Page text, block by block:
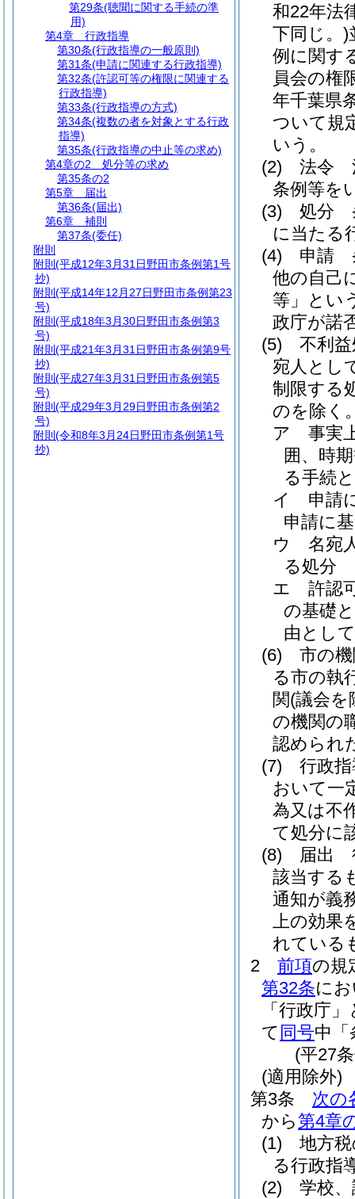
和22年法
下同じ。)
例に関す
員会の権
年千葉県
ついて規
いう。
(2)
法令
条例等を
(3)
処分
に当たる
(4)
申請
他の自己
等」とい
政庁が諾
(5)
不利
宛人とし
制限する
のを除く
ア
事実
囲、時
る手続
イ
申請
申請に
ウ
名宛
る処分
エ
許認
の基礎
由とし
(6)
市の
る市の執
関(議会を
の機関の
認められ
(7)
行政
おいて一
為又は不
て処分に
(8)
届出
該当する
通知が義
上の効果
れている
2
前項の規
第32条に
「行政庁
て 同号中「
(平27
(適用除外)
第3条
次の
から第4章
(1)
地方
る行政指
(2)
学校
第29条(聴聞に関する手続の準
用)
第4章
行政指導
第30条(行政指導の一般原則)
第31条(申請に関連する行政指導)
第32条(許認可等の権限に関連する
行政指導)
第33条(行政指導の方式)
第34条(複数の者を対象とする行政
指導)
第35条(行政指導の中止等の求め)
第4章の2
処分等の求め
第35条の2
第5章
届出
第36条(届出)
第6章
補則
第37条(委任)
附則
附則 (平成12年3月31日野田市条例第1号
抄)
附則 (平成14年12月27日野田市条例第23
号)
附則 (平成18年3月30日野田市条例第3
号)
附則 (平成21年3月31日野田市条例第9号
抄)
附則 (平成27年3月31日野田市条例第5
号)
附則 (平成29年3月29日野田市条例第2
号)
附則 (令和8年3月24日野田市条例第1号
抄)